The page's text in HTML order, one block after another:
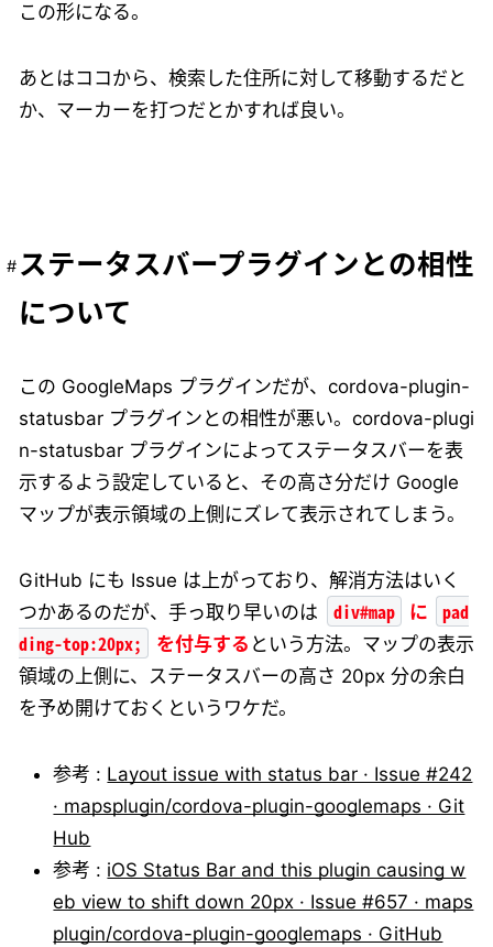
この形になる。
あとはココから、検索した住所に対して移動するだと
か、マーカーを打つだとかすれば良い。
ステータスバープラグインとの相性
について
この GoogleMaps プラグインだが、cordova-plugin-
statusbar プラグインとの相性が悪い。cordova-plugi
n-statusbar プラグインによってステータスバーを表
示するよう設定していると、その高さ分だけ Google
マップが表示領域の上側にズレて表示されてしまう。
GitHub にも Issue は上がっており、解消方法はいく
つかあるのだが、手っ取り早いのは
div#map に
pad
ding-top:20px;
を付与する という方法。マップの表示
領域の上側に、ステータスバーの高さ 20px 分の余白
を予め開けておくというワケだ。
参考 : Layout issue with status bar · Issue #242
· mapsplugin/cordova-plugin-googlemaps · Git
Hub
参考 : iOS Status Bar and this plugin causing w
eb view to shift down 20px · Issue #657 · maps
plugin/cordova-plugin-googlemaps · GitHub